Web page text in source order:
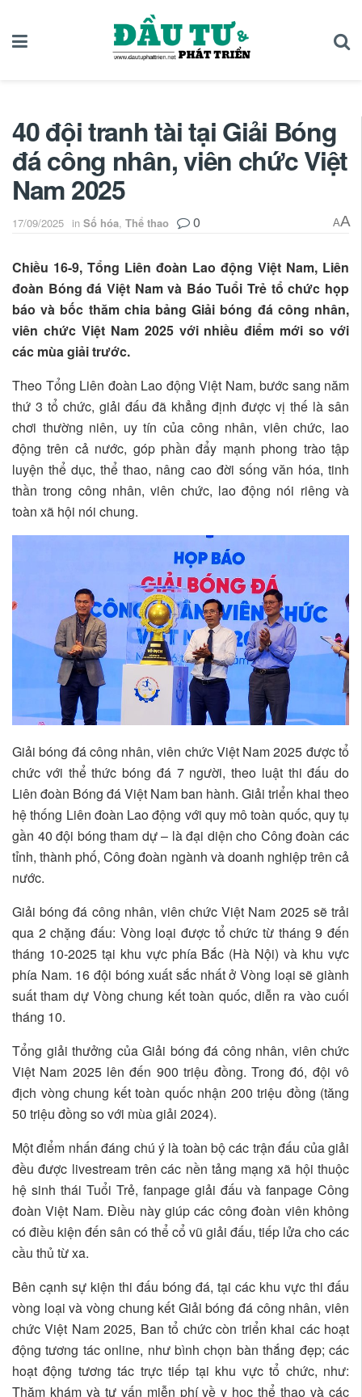
40 đội tranh tài tại Giải Bóng
đá công nhân, viên chức Việt
Nam 2025
17/09/2025 in Số hóa, Thể thao 0 AA
Chiều 16-9, Tổng Liên đoàn Lao động Việt Nam, Liên
đoàn Bóng đá Việt Nam và Báo Tuổi Trẻ tổ chức họp
báo và bốc thăm chia bảng Giải bóng đá công nhân,
viên chức Việt Nam 2025 với nhiều điểm mới so với
các mùa giải trước.
Theo Tổng Liên đoàn Lao động Việt Nam, bước sang năm
thứ 3 tổ chức, giải đấu đã khẳng định được vị thế là sân
chơi thường niên, uy tín của công nhân, viên chức, lao
động trên cả nước, góp phần đẩy mạnh phong trào tập
luyện thể dục, thể thao, nâng cao đời sống văn hóa, tinh
thần trong công nhân, viên chức, lao động nói riêng và
toàn xã hội nói chung.
Giải bóng đá công nhân, viên chức Việt Nam 2025 được tổ
chức với thể thức bóng đá 7 người, theo luật thi đấu do
Liên đoàn Bóng đá Việt Nam ban hành. Giải triển khai theo
hệ thống Liên đoàn Lao động với quy mô toàn quốc, quy tụ
gần 40 đội bóng tham dự – là đại diện cho Công đoàn các
tỉnh, thành phố, Công đoàn ngành và doanh nghiệp trên cả
nước.
Giải bóng đá công nhân, viên chức Việt Nam 2025 sẽ trải
qua 2 chặng đấu: Vòng loại được tổ chức từ tháng 9 đến
tháng 10-2025 tại khu vực phía Bắc (Hà Nội) và khu vực
phía Nam. 16 đội bóng xuất sắc nhất ở Vòng loại sẽ giành
suất tham dự Vòng chung kết toàn quốc, diễn ra vào cuối
tháng 10.
Tổng giải thưởng của Giải bóng đá công nhân, viên chức
Việt Nam 2025 lên đến 900 triệu đồng. Trong đó, đội vô
địch vòng chung kết toàn quốc nhận 200 triệu đồng (tăng
50 triệu đồng so với mùa giải 2024).
Một điểm nhấn đáng chú ý là toàn bộ các trận đấu của giải
đều được livestream trên các nền tảng mạng xã hội thuộc
hệ sinh thái Tuổi Trẻ, fanpage giải đấu và fanpage Công
đoàn Việt Nam. Điều này giúp các công đoàn viên không
có điều kiện đến sân có thể cổ vũ giải đấu, tiếp lửa cho các
cầu thủ từ xa.
Bên cạnh sự kiện thi đấu bóng đá, tại các khu vực thi đấu
vòng loại và vòng chung kết Giải bóng đá công nhân, viên
chức Việt Nam 2025, Ban tổ chức còn triển khai các hoạt
động tương tác online, như bình chọn bàn thắng đẹp; các
hoạt động tương tác trực tiếp tại khu vực tổ chức, như:
Thăm khám và tư vấn miễn phí về y học thể thao và các